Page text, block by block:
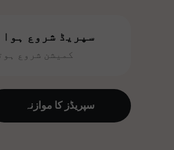
سپریڈ شروع ہوا ہے 0$ /
کمیشن شروع ہوتی
سپریڈز کا موازنہ